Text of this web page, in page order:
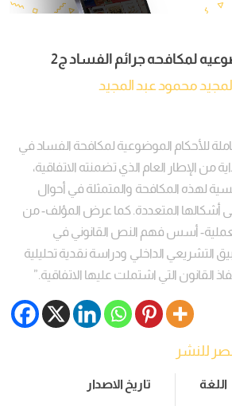
لمكافحه جرائم الفساد ج2
محمود عبد المجيد
للأحكام الموضوعية لمكافحة الفساد في
من الإطار العام الذي تضمنته الاتفاقية،
لهذه المكافحة والمتمثلة في أحوال
على أشكالها المتعددة. كما عرض المؤلف- من
أسس فهم النص القانوني في
التشريعي الداخلي ودراسة نقدية تحليلية
القانون التي اشتملت عليها الاتفاقية.”
للنشر
اللغة تاريخ الاصدار